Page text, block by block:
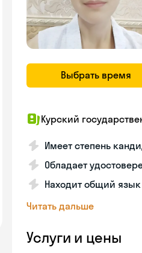
Выбрать время
Курский
Имеет степень
Обладает
Находит общий
Читать дальше
Услуги и цены